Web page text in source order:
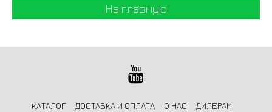
На главную
КАТАЛОГ ДОСТАВКА И ОПЛАТА О НАС
ДИЛЕРАМ